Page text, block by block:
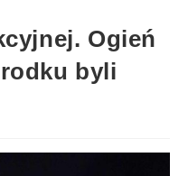
Ogień
byli